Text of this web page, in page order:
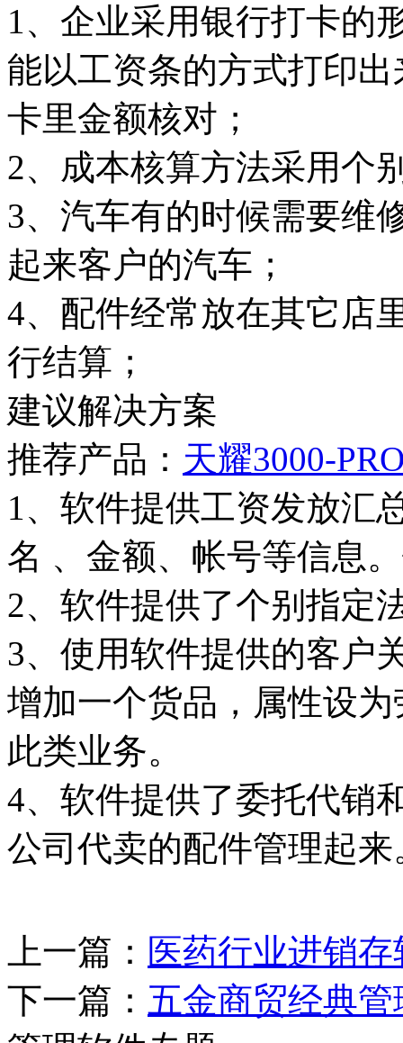
1、企业采用银行打卡的
能以工资条的方式打印
卡里金额核对；
2、成本核算方法采用个
3、汽车有的时候需要维
起来客户的汽车；
4、配件经常放在其它店
行结算；
建议解决方案
推荐产品： 天耀3000-
1、软件提供工资发放汇
名 、金额、帐号等信息
2、软件提供了个别指定
3、使用软件提供的客户
增加一个货品，属性设
此类业务。
4、软件提供了委托代销
公司代卖的配件管理起来
上一篇： 医药行业进销
下一篇： 五金商贸经典管